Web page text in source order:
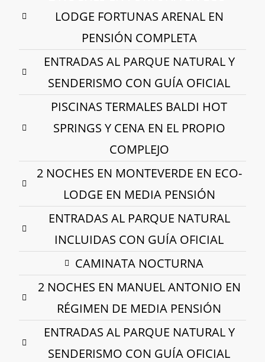
LODGE FORTUNAS ARENAL EN
PENSIÓN COMPLETA
ENTRADAS AL PARQUE NATURAL Y
SENDERISMO CON GUÍA OFICIAL
PISCINAS TERMALES BALDI HOT
SPRINGS Y CENA EN EL PROPIO
COMPLEJO
2 NOCHES EN MONTEVERDE EN ECO-
LODGE EN MEDIA PENSIÓN
ENTRADAS AL PARQUE NATURAL
INCLUIDAS CON GUÍA OFICIAL
CAMINATA NOCTURNA
2 NOCHES EN MANUEL ANTONIO EN
RÉGIMEN DE MEDIA PENSIÓN
ENTRADAS AL PARQUE NATURAL Y
SENDERISMO CON GUÍA OFICIAL